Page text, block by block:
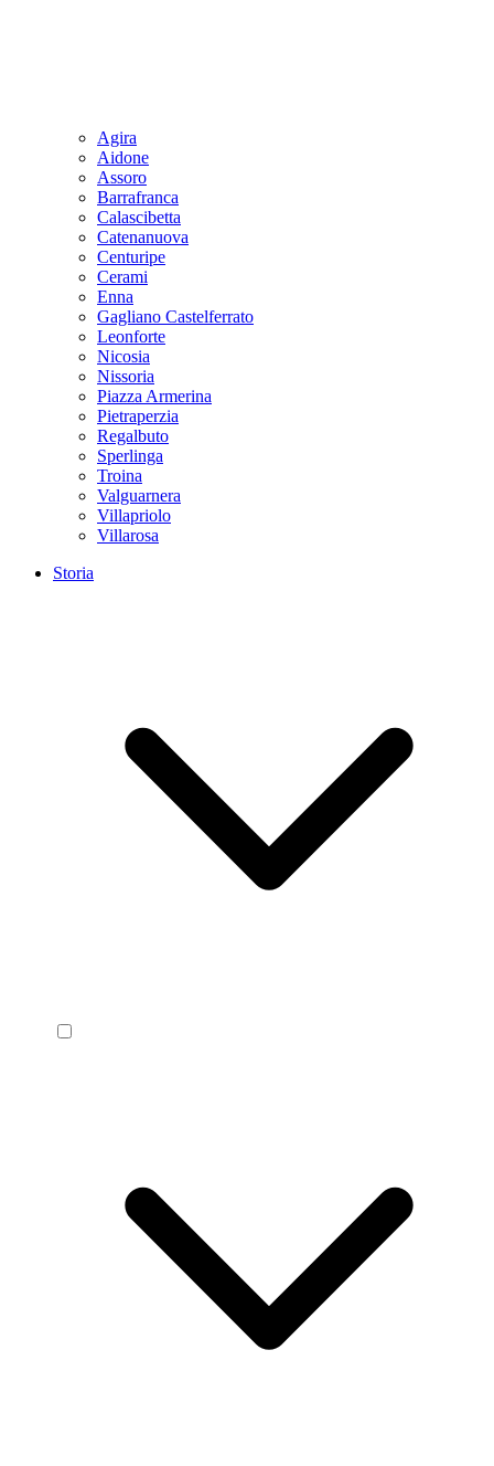
Agira
Aidone
Assoro
Barrafranca
Calascibetta
Catenanuova
Centuripe
Cerami
Enna
Gagliano Castelferrato
Leonforte
Nicosia
Nissoria
Piazza Armerina
Pietraperzia
Regalbuto
Sperlinga
Troina
Valguarnera
Villapriolo
Villarosa
Storia